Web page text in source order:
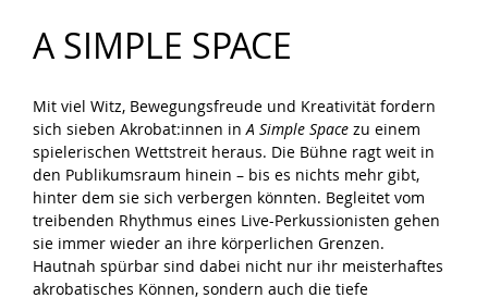
A SIMPLE SPACE
Mit viel Witz, Bewegungsfreude und Kreativität fordern
sich sieben Akrobat:innen in A Simple Space zu einem
spielerischen Wettstreit heraus. Die Bühne ragt weit in
den Publikumsraum hinein – bis es nichts mehr gibt,
hinter dem sie sich verbergen könnten. Begleitet vom
treibenden Rhythmus eines Live-Perkussionisten gehen
sie immer wieder an ihre körperlichen Grenzen.
Hautnah spürbar sind dabei nicht nur ihr meisterhaftes
akrobatisches Können, sondern auch die tiefe